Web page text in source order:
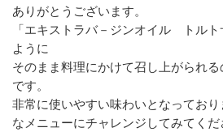
ありがとうございます。
「エキストラバ－ジンオイル トル
ように
そのまま料理にかけて召し上がられ
です。
非常に使いやすい味わいとなってお
なメニューにチャレンジしてみてくだ